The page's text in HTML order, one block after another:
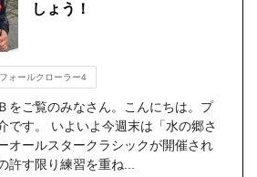
しょう！
フォールクローラー4
ご覧のみなさん。こんにちは。プ
です。 いよいよ今週末は「水の郷さ
オールスタークラシックが開催され
許す限り練習を重ね...